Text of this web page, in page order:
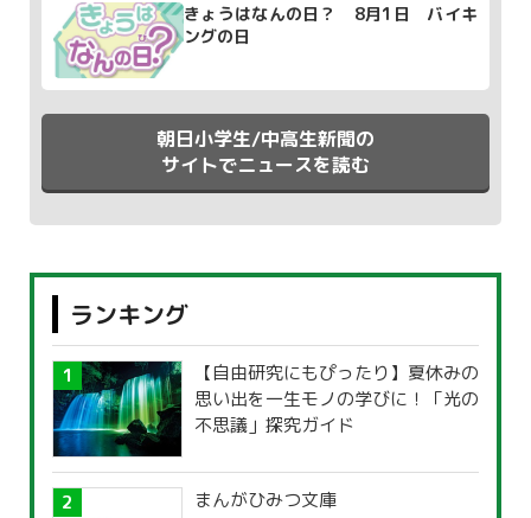
きょうはなんの日？ 8月1日 バイキ
ングの日
朝日小学生/中高生新聞の
サイトでニュースを読む
ランキング
【自由研究にもぴったり】夏休みの
思い出を一生モノの学びに！「光の
不思議」探究ガイド
まんがひみつ文庫